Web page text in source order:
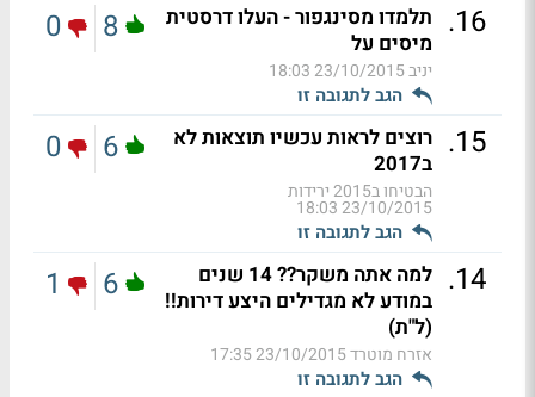
16
. תלמדו מסינגפור - העלו דרסטית
מיסים על
יניב23/10/2015 18:03
הגב לתגובה זו
8
0
15
. רוצים לראות עכשיו תוצאות לא
ב2017
הבטיחו ב2015 ירידות
23/10/2015 18:03
הגב לתגובה זו
6
0
14
.
למה אתה משקר?? 14 שנים
במודע לא מגדילים היצע דירות!!
(ל"ת)
אזרח מוטרד23/10/2015 17:35
הגב לתגובה זו
6
1